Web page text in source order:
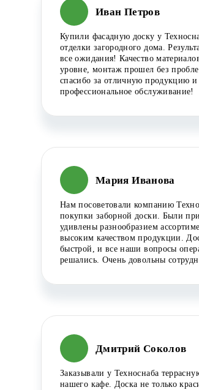
Иван Петров
Купили фасадную доску у
отделки загородного дома.
все ожидания! Качество
уровне, монтаж прошел без
спасибо за отличную продукцию и
профессиональное обслуживание!
Мария Иванова
Нам посоветовали компанию
покупки заборной доски. Были
удивлены разнообразием
высоким качеством продукции.
быстрой, и все наши вопросы
решались. Очень довольны
Дмитрий Соколов
Заказывали у Техноснаба
нашего кафе. Доска не только